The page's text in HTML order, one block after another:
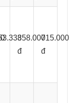
858.000
đ
715.000
đ